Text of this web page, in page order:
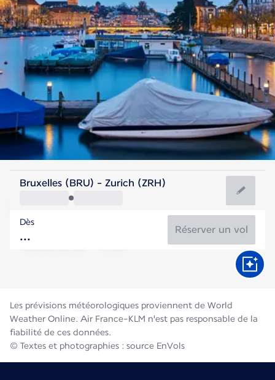
Suisse
Zurich
Suisse
Durée du vol
Bruxelles (BRU) - Zurich (ZRH)
Dès
Réserver un vol
Les prévisions météorologiques proviennent de World
Weather Online. Air France-KLM n'est pas responsable de la
fiabilité de ces données.
© Textes et photographies : source EnVols